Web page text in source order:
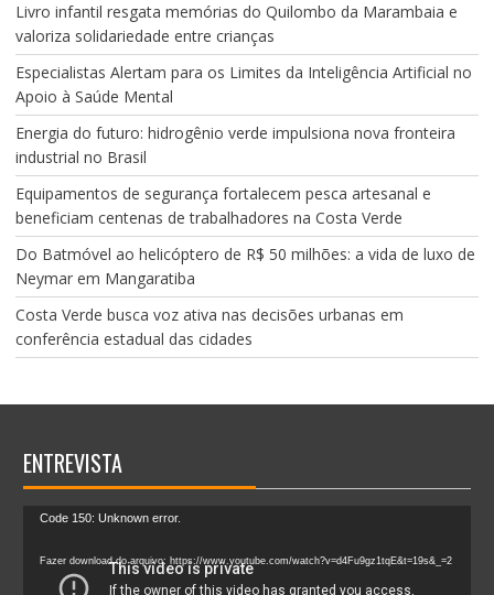
Livro infantil resgata memórias do Quilombo da Marambaia e
valoriza solidariedade entre crianças
Especialistas Alertam para os Limites da Inteligência Artificial no
Apoio à Saúde Mental
Energia do futuro: hidrogênio verde impulsiona nova fronteira
industrial no Brasil
Equipamentos de segurança fortalecem pesca artesanal e
beneficiam centenas de trabalhadores na Costa Verde
Do Batmóvel ao helicóptero de R$ 50 milhões: a vida de luxo de
Neymar em Mangaratiba
Costa Verde busca voz ativa nas decisões urbanas em
conferência estadual das cidades
ENTREVISTA
Tocador
vídeo
Code 150: Unknown error.
Fazer download do arquivo: https://www.youtube.com/watch?v=d4Fu9gz1tqE&t=19s&_=2